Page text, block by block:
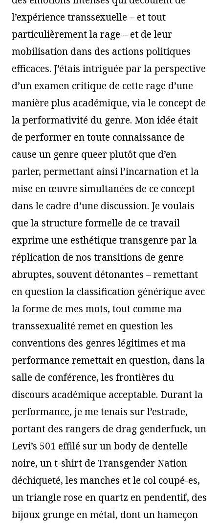
l’expérience transsexuelle – et tout
particulièrement la rage – et de leur
mobilisation dans des actions politiques
efficaces. J’étais intriguée par la perspective
d’un examen critique de cette rage d’une
manière plus académique, via le concept de
la performativité du genre. Mon idée était
de performer en toute connaissance de
cause un genre queer plutôt que d’en
parler, permettant ainsi l’incarnation et la
mise en œuvre simultanées de ce concept
dans le cadre d’une discussion. Je voulais
que la structure formelle de ce travail
exprime une esthétique transgenre par la
réplication de nos transitions de genre
abruptes, souvent détonantes – remettant
en question la classification générique avec
la forme de mes mots, tout comme ma
transsexualité remet en question les
conventions des genres légitimes et ma
performance remettait en question, dans la
salle de conférence, les frontières du
discours académique acceptable. Durant la
performance, je me tenais sur l’estrade,
portant des rangers de drag genderfuck, un
Levi’s 501 effilé sur un body de dentelle
noire, un t-shirt de Transgender Nation
déchiqueté, les manches et le col coupé-es,
un triangle rose en quartz en pendentif, des
bijoux grunge en métal, dont un hameçon